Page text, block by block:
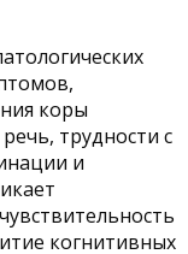
коры
трудности с
и
когнитивных